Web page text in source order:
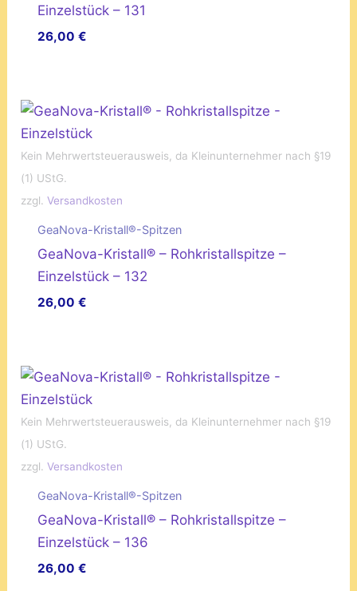
Einzelstück – 131
26,00 €
Kein Mehrwertsteuerausweis, da Kleinunternehmer nach §19
(1) UStG.
zzgl.Versandkosten
GeaNova-Kristall®-Spitzen
GeaNova-Kristall® – Rohkristallspitze –
Einzelstück – 132
26,00 €
Kein Mehrwertsteuerausweis, da Kleinunternehmer nach §19
(1) UStG.
zzgl.Versandkosten
GeaNova-Kristall®-Spitzen
GeaNova-Kristall® – Rohkristallspitze –
Einzelstück – 136
26,00 €